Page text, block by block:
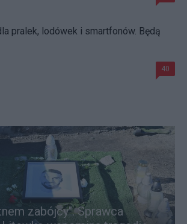
pralek, lodówek i smartfonów. Będą
40
zabójcy". Sprawca